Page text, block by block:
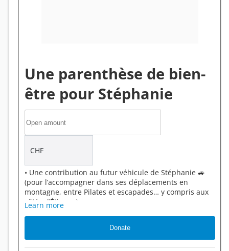
Une parenthèse de bien-
être pour Stéphanie
CHF
• Une contribution au futur véhicule de Stéphanie 🚙
(pour l’accompagner dans ses déplacements en
montagne, entre Pilates et escapades… y compris aux
côtés d’Étienne) ou
Une parenthèse de bien-être pour Stéphanie 💆‍♀️
(précieuse alliée dans chacun des projets d’Étienne)
Learn more